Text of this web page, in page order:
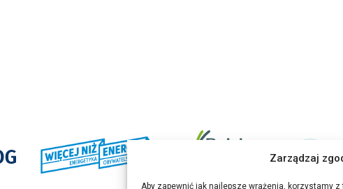
Zarządzaj
Aby zapewnić jak najlepsze wrażenia, korzystamy